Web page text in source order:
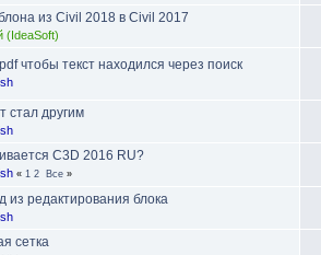
из Civil 2018 в Civil 2017
(IdeaSoft)
чтобы текст находился через поиск
стал другим
C3D 2016 RU?
« 1 2 Все »
из редактирования блока
сетка